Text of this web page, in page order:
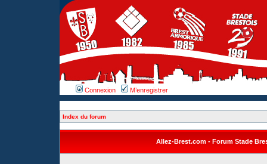
Connexion M’enregistrer
Index du forum
Allez-Brest.com - Forum Stade